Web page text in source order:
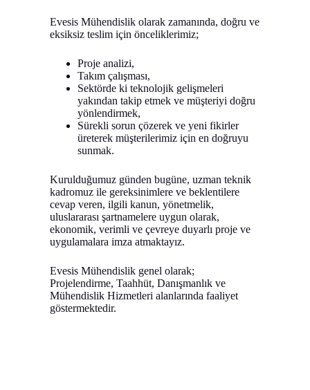
Evesis Mühendislik olarak zamanında, doğru ve
eksiksiz teslim için önceliklerimiz;
Proje analizi,
Takım çalışması,
Sektörde ki teknolojik gelişmeleri
yakından takip etmek ve müşteriyi doğru
yönlendirmek,
Sürekli sorun çözerek ve yeni fikirler
üreterek müşterilerimiz için en doğruyu
sunmak.
Kurulduğumuz günden bugüne, uzman teknik
kadromuz ile gereksinimlere ve beklentilere
cevap veren, ilgili kanun, yönetmelik,
uluslararası şartnamelere uygun olarak,
ekonomik, verimli ve çevreye duyarlı proje ve
uygulamalara imza atmaktayız.
Evesis Mühendislik genel olarak;
Projelendirme, Taahhüt, Danışmanlık ve
Mühendislik Hizmetleri alanlarında faaliyet
göstermektedir.